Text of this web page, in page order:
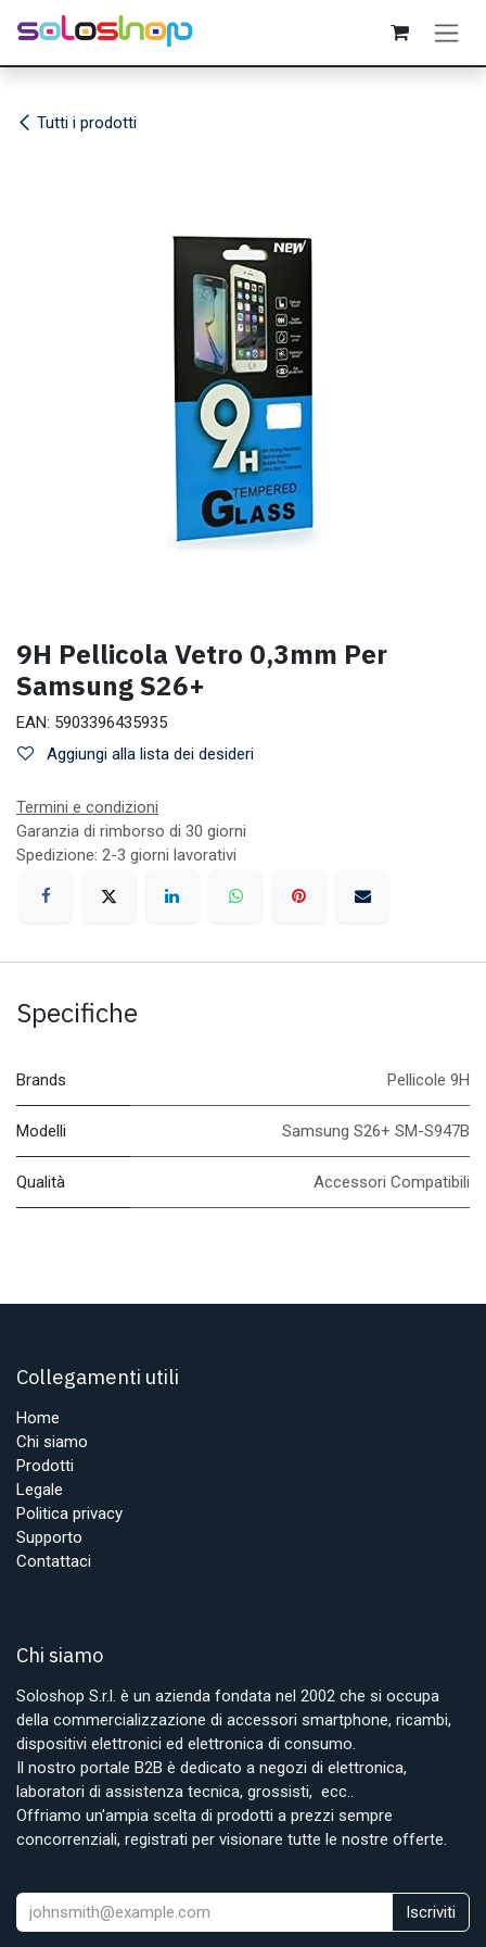
Passa al contenuto
Tutti i prodotti
9H Pellicola Vetro 0,3mm Per
Samsung S26+
EAN: 5903396435935
Aggiungi alla lista dei desideri
Termini e condizioni
Garanzia di rimborso di 30 giorni
Spedizione: 2-3 giorni lavorativi
Specifiche
Brands Pellicole 9H
Modelli Samsung S26+ SM-S947B
Qualità Accessori Compatibili
Collegamenti utili
Home
Chi siamo
Prodotti
Legale
Politica privacy
Supporto
Contattaci
Chi siamo
Soloshop S.r.l. è un azienda fondata nel 2002 che si occupa
della commercializzazione di accessori smartphone, ricambi,
dispositivi elettronici ed elettronica di consumo.
Il nostro portale B2B è dedicato a negozi di elettronica,
laboratori di assistenza tecnica, grossisti, ecc..
Offriamo un'ampia scelta di prodotti a prezzi sempre
concorrenziali, registrati per visionare tutte le nostre offerte.
Iscriviti